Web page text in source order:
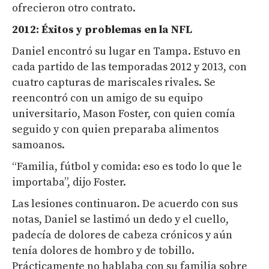
ofrecieron otro contrato.
2012: Éxitos y problemas en la NFL
Daniel encontró su lugar en Tampa. Estuvo en
cada partido de las temporadas 2012 y 2013, con
cuatro capturas de mariscales rivales. Se
reencontró con un amigo de su equipo
universitario, Mason Foster, con quien comía
seguido y con quien preparaba alimentos
samoanos.
“Familia, fútbol y comida: eso es todo lo que le
importaba”, dijo Foster.
Las lesiones continuaron. De acuerdo con sus
notas, Daniel se lastimó un dedo y el cuello,
padecía de dolores de cabeza crónicos y aún
tenía dolores de hombro y de tobillo.